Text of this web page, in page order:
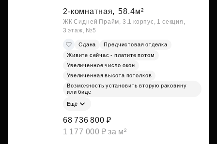
2-комнатная, 58.4м²
ЖК Сидней Прайм, 3.1 корпус, 1 секция,
3 этаж, №5
Сдана
Предчистовая отделка
Живите сейчас - платите потом
Увеличенное число окон
Увеличенная высота потолков
Возможность установить вторую раковину
или биде
Ещё
68 736 800 ₽
1 177 000 ₽ за м²